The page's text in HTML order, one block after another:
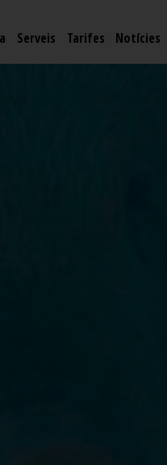
Serveis Tarifes Notícies